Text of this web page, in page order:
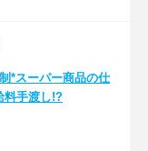
*スーパー商品の仕
料手渡し!?